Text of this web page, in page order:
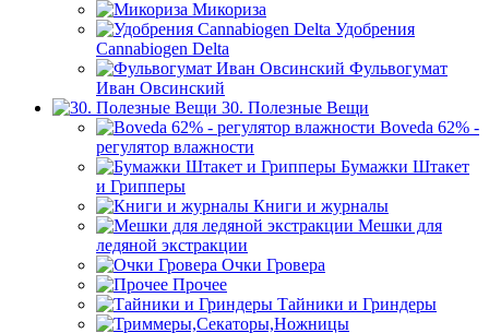
Микориза
Удобрения
Cannabiogen Delta
Фульвогумат
Иван Овсинский
30. Полезные Вещи
Boveda 62% -
регулятор влажности
Бумажки Штакет
и Грипперы
Книги и журналы
Мешки для
ледяной экстракции
Очки Гровера
Прочее
Тайники и Гриндеры